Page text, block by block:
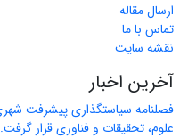
ارسال مقاله
تماس با ما
نقشه سایت
آخرین اخبار
علوم، تحقیقات و فناوری قرار گرفت.